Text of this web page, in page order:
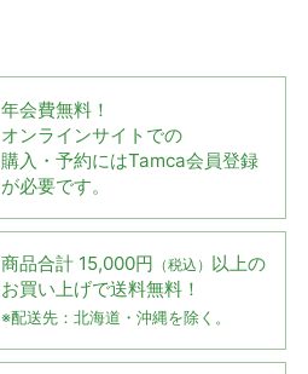
年会費無料！
オンラインサイトでの
購入・予約にはTamca会員登録
が必要です。
商品合計 15,000円 （税込） 以上の
お買い上げで送料無料！
※配送先：北海道・沖縄を除く。